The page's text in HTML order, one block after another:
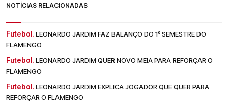
NOTÍCIAS RELACIONADAS
Futebol. LEONARDO JARDIM FAZ BALANÇO DO 1º SEMESTRE DO
FLAMENGO
Futebol. LEONARDO JARDIM QUER NOVO MEIA PARA REFORÇAR O
FLAMENGO
Futebol. LEONARDO JARDIM EXPLICA JOGADOR QUE QUER PARA
REFORÇAR O FLAMENGO